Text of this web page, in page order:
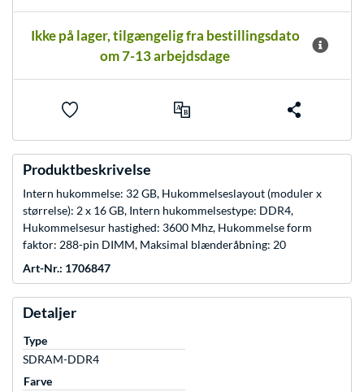
Ikke på lager, tilgængelig fra bestillingsdato
om 7-13 arbejdsdage
Produktbeskrivelse
Intern hukommelse: 32 GB, Hukommelseslayout (moduler x
størrelse): 2 x 16 GB, Intern hukommelsestype: DDR4,
Hukommelsesur hastighed: 3600 Mhz, Hukommelse form
faktor: 288-pin DIMM, Maksimal blænderåbning: 20
Art-Nr.: 1706847
Detaljer
Type
SDRAM-DDR4
Farve